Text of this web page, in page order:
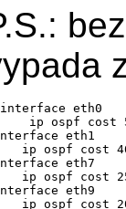
eth0
ip ospf cost
eth1
ip ospf cost
eth7
ip ospf cost
eth9
ip ospf cost